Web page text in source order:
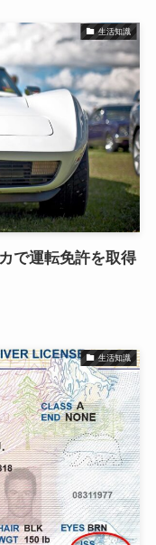
生活知識
で運転免許を取得
生活知識